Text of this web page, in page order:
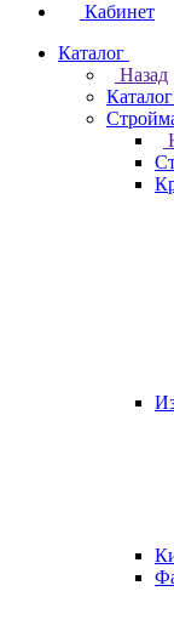
Кабинет
Каталог
Назад
Каталог